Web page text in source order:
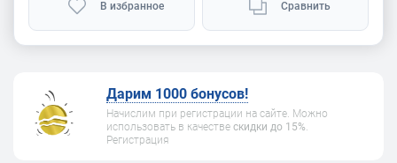
В избранное Сравнить
Дарим 1000 бонусов!
Начислим при регистрации на сайте. Можно
использовать в качестве скидки до 15%.
Регистрация